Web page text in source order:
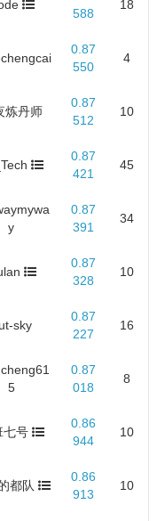
588
18
0.87
550
4
炼丹师
0.87
512
10
0.87
421
45
y
0.87
391
34
0.87
328
10
sky
0.87
227
16
5
0.87
018
8
七号
0.86
944
10
都队
0.86
913
10